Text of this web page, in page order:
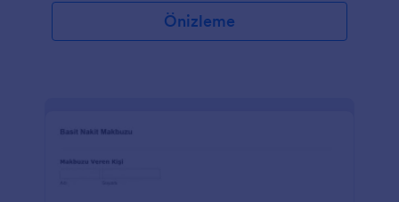
ödeme isteklerini kolayca toplamaya, düzenlemeye
ve düzenlemeye başlayın!Önizleme